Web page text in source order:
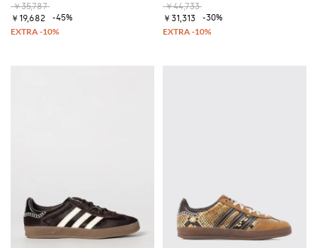
￥35,787
￥19,682
-45%
￥44,733
￥31,313
-30%